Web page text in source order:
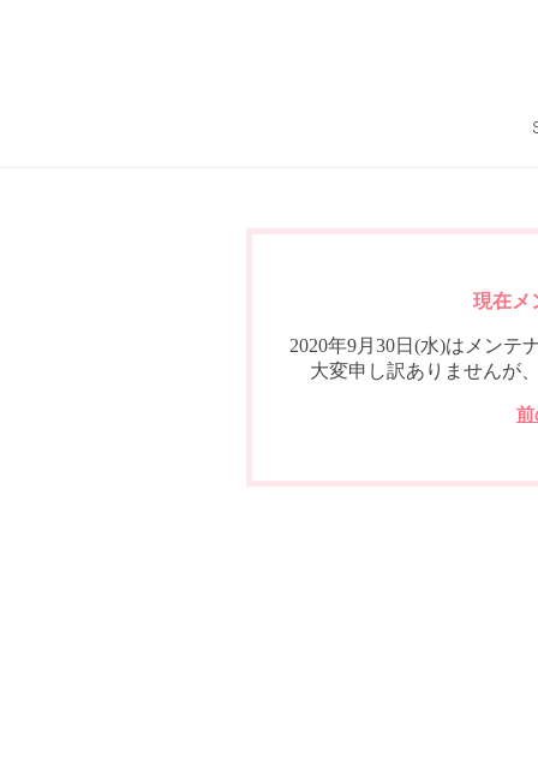
現在メ
2020年9月30日(水)はメンテ
大変申し訳ありませんが
前